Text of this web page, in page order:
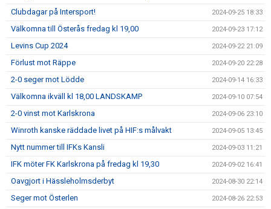
Clubdagar på Intersport! 2024-09-25 18:33
Välkomna till Österås fredag kl 19,00 2024-09-23 17:12
Levins Cup 2024 2024-09-22 21:09
Förlust mot Räppe 2024-09-20 22:28
2-0 seger mot Lödde 2024-09-14 16:33
Välkomna ikväll kl 18,00 LANDSKAMP 2024-09-10 07:54
2-0 vinst mot Karlskrona 2024-09-06 23:10
Winroth kanske räddade livet på HIF:s målvakt 2024-09-05 13:45
Nytt nummer till IFKs Kansli 2024-09-03 11:21
IFK möter FK Karlskrona på fredag kl 19,30 2024-09-02 16:41
Oavgjort i Hässleholmsderbyt 2024-08-30 22:14
Seger mot Österlen 2024-08-26 22:53